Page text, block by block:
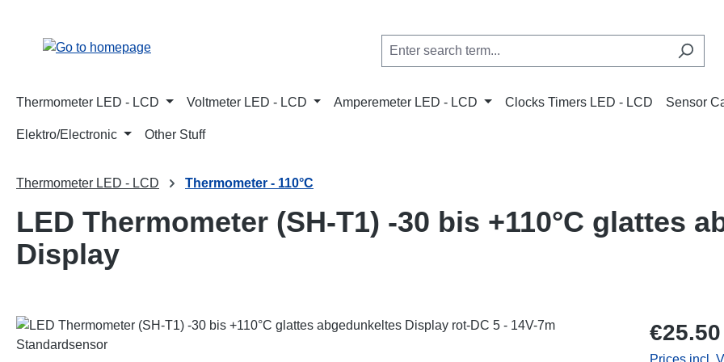
Thermometer LED - LCD Voltmeter LED - LCD Amperemeter LED - LCD Clocks Timers LED - LCD Sensor
Elektro/Electronic Other Stuff
Thermometer LED - LCD Thermometer - 110°C
LED Thermometer (SH-T1) -30 bis +110°C glattes
Display
Skip image gallery Regular price:
€25.50
Prices incl.